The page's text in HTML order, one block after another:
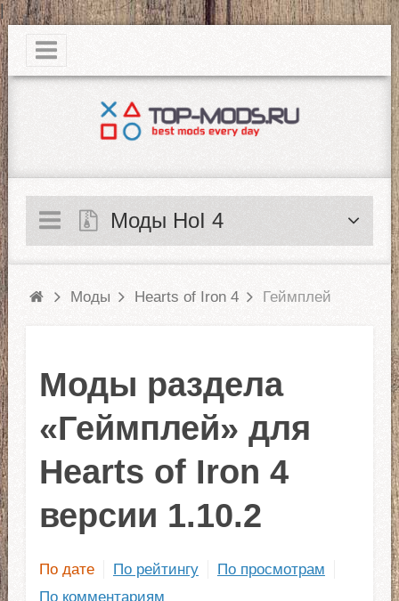
|
Моды HoI 4
Моды Hearts of Iron 4 Геймплей
Моды раздела
«Геймплей» для
Hearts of Iron 4
версии 1.10.2
По дате По рейтингу
По просмотрам
По комментариям